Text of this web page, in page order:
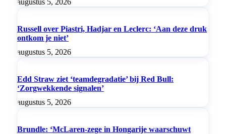
augustus 5, 2026
Russell over Piastri, Hadjar en Leclerc: ‘Aan deze druk
ontkom je niet’
augustus 5, 2026
Edd Straw ziet ‘teamdegradatie’ bij Red Bull:
‘Zorgwekkende signalen’
augustus 5, 2026
Brundle: ‘McLaren-zege in Hongarije waarschuwt